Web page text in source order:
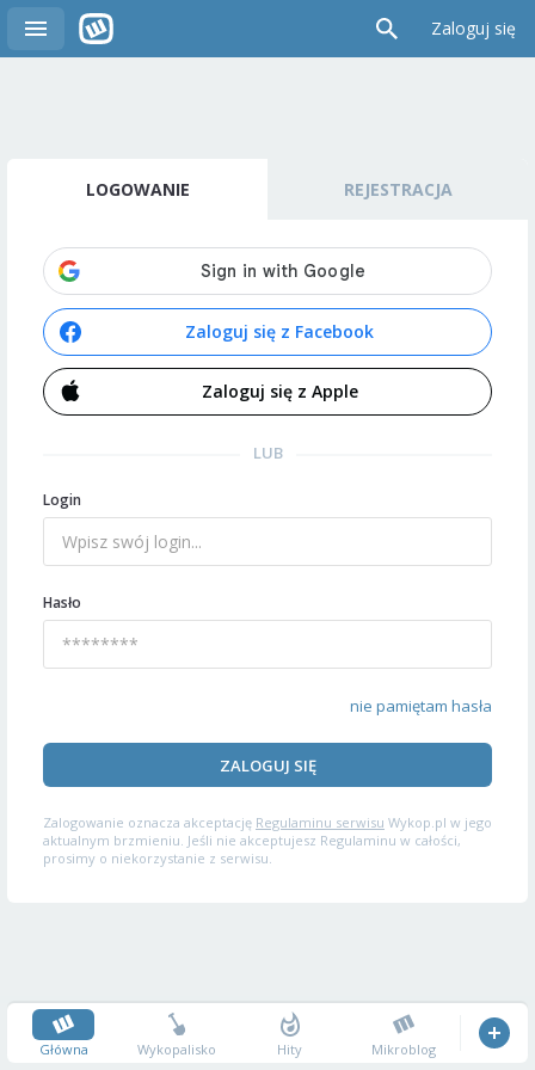
Zaloguj się
LOGOWANIE REJESTRACJA
Zaloguj się z Facebook
Zaloguj się z Apple
LUB
Login
Hasło
nie pamiętam hasła
ZALOGUJ SIĘ
Zalogowanie oznacza akceptację Regulaminu serwisu Wykop.pl w jego
aktualnym brzmieniu. Jeśli nie akceptujesz Regulaminu w całości,
prosimy o niekorzystanie z serwisu.
Główna Wykopalisko Hity Mikroblog